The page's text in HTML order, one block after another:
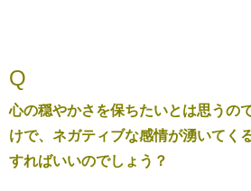
Q
心の穏やかさを保ちたいとは思うの
けで、ネガティブな感情が湧いてく
すればいいのでしょう？